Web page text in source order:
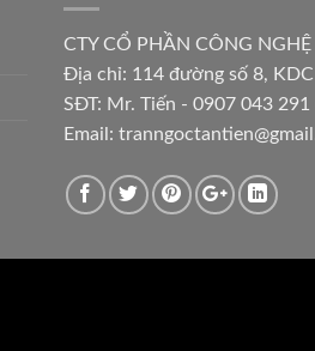
CTY CỔ PHẦN CÔNG NGHỆ
Địa chỉ: 114 đường số 8, KDC
SĐT: Mr. Tiến - 0907 043 291
Email: